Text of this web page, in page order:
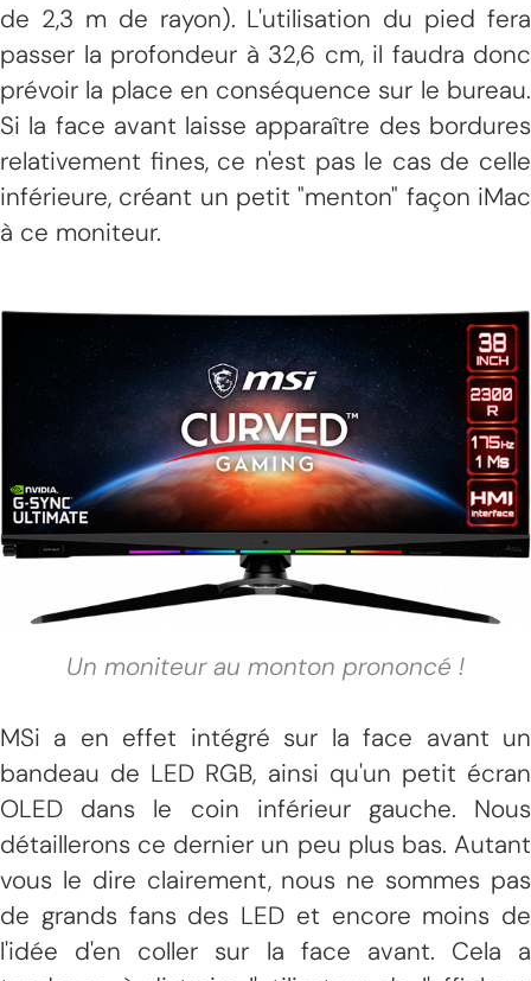
de 2,3 m de rayon). L'utilisation du pied fera
passer la profondeur à 32,6 cm, il faudra donc
prévoir la place en conséquence sur le bureau.
Si la face avant laisse apparaître des bordures
relativement fines, ce n'est pas le cas de celle
inférieure, créant un petit "menton" façon iMac
à ce moniteur.
Un moniteur au monton prononcé !
MSi a en effet intégré sur la face avant un
bandeau de LED RGB, ainsi qu'un petit écran
OLED dans le coin inférieur gauche. Nous
détaillerons ce dernier un peu plus bas. Autant
vous le dire clairement, nous ne sommes pas
de grands fans des LED et encore moins de
l'idée d'en coller sur la face avant. Cela a